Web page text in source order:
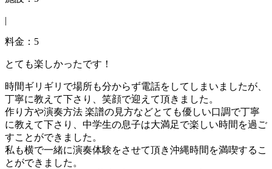
|
料金：5
とても楽しかったです！
時間ギリギリで場所も分からず電話をしてしまいましたが、
丁寧に教えて下さり、笑顔で迎えて頂きました。
作り方や演奏方法 楽譜の見方などとても優しい口調で丁寧
に教えて下さり、中学生の息子は大満足で楽しい時間を過ご
すことができました。
私も横で一緒に演奏体験をさせて頂き沖縄時間を満喫するこ
とができました。